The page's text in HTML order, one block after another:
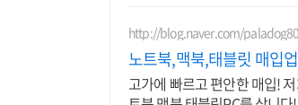
http://blog.naver.com/
노트북,맥북,태블릿 매입
고가에 빠르고 편안한 매입! 저희가